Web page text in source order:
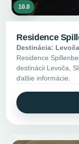
10.0
Residence
Destinácia: Levoča
Residence
destinácii Levoča,
ďalšie informácie.